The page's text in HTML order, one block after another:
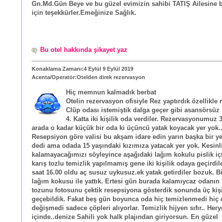
Gn.Md.Gün Beye ve bu güzel evimizin sahibi TATIŞ Ailesine
için teşekkürler.Emeğinize Sağlık.
Bu otel hakkında şikayet yaz
Konaklama Zamanı:4 Eylül 9 Eylül 2019
Acenta/Operatör:Otelden direk rezervasyon
Hiç memnun kalmadık berbat
Otelin rezervasyon ofisiyle Rez yaptırdık özellikle
Clüp odası istemiştik dalga geçer gibi
4. Katta iki kişilik oda verdiler. Rezervasyonumuz
arada o kadar küçük bir oda ki üçüncü yatak koyacak yer yok..
Resepsiyon göre valisi bu akşam idare edin yarın başka bir
dedi ama odada 15 yaşındaki kızımıza yatacak yer yok.
kalamayacağımızı söyleyince aşağıdaki lağım kokulu pislik
karış tozlu temizlik yapılmamış gene iki kişilik odaya
saat 16.00 oldu aç susuz uykusuz.ek yatak getirdiler bozuk.
lağım kokusu ile yattık. Ertesi gün burada kalamıycaz
tozunu fotosunu çektik resepsiyona gösterdik sonunda üç
geçebildik. Fakat beş gün boyunca oda hiç temizlenmedi hiç
değişmedi sadece çöpleri alıyorlar. Temizlik hijyen sıfır..
içinde..denize Sahili yok halk plajından giriyorsun. En güzel